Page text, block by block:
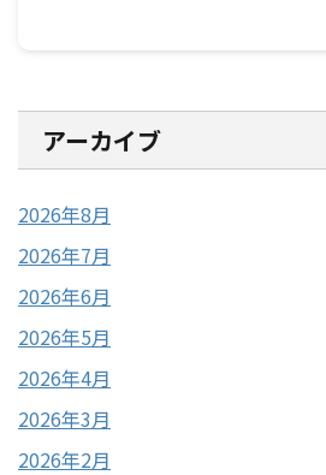
アーカイブ
2026年8月
2026年7月
2026年6月
2026年5月
2026年4月
2026年3月
2026年2月